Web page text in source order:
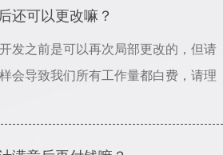
还可以更改嘛？
发之前是可以再次局部更改的，但请
会导致我们所有工作量都白费，请理